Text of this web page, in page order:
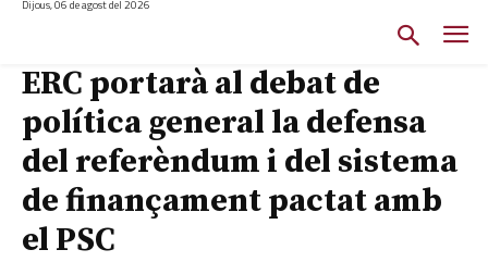
Dijous, 06 de agost del 2026
ERC portarà al debat de
política general la defensa
del referèndum i del sistema
de finançament pactat amb
el PSC